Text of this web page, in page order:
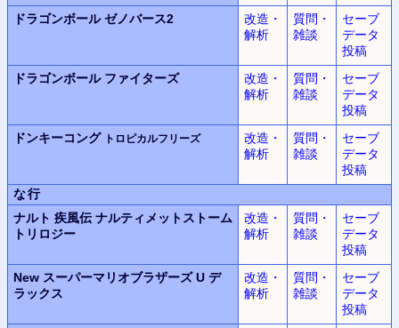
ドラゴンボールゼノバース2
改造・
解析
質問・
雑談
セーブ
データ
投稿
ドラゴンボール ファイターズ
改造・
解析
質問・
雑談
セーブ
データ
投稿
ドンキーコング トロピカルフリーズ
改造・
解析
質問・
雑談
セーブ
データ
投稿
な行
ナルト 疾風伝 ナルティメットストーム
トリロジー
改造・
解析
質問・
雑談
セーブ
データ
投稿
New スーパーマリオブラザーズ U デ
ラックス
改造・
解析
質問・
雑談
セーブ
データ
投稿